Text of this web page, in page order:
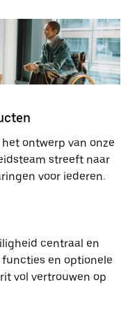
ontwerp van onze
streeft naar
voor iederen.
centraal en
en optionele
vol vertrouwen op